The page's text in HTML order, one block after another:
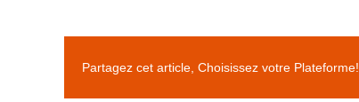
Partagez cet article, Choisissez votre Plateforme!